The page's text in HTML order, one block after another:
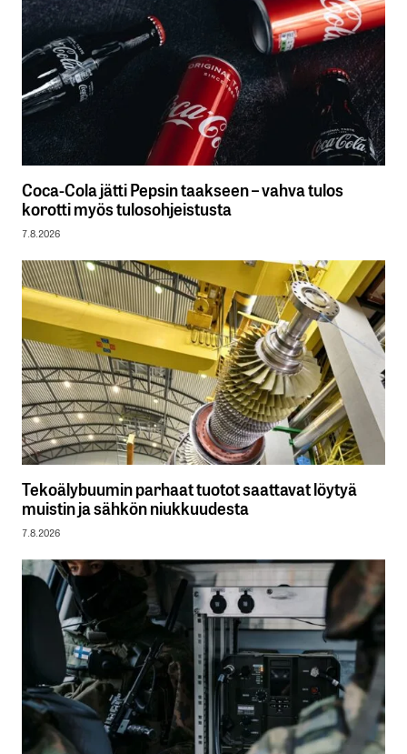
Coca-Cola jätti Pepsin taakseen – vahva tulos
korotti myös tulosohjeistusta
7.8.2026
Tekoälybuumin parhaat tuotot saattavat löytyä
muistin ja sähkön niukkuudesta
7.8.2026